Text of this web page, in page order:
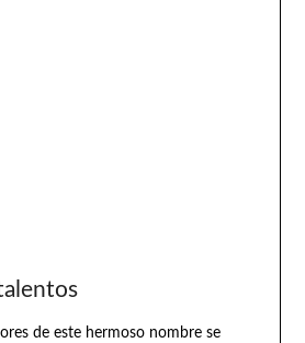
de este hermoso nombre se